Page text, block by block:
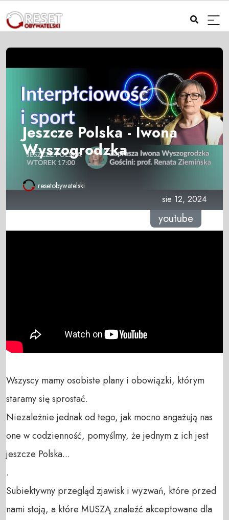
Jeszcze Polska - Iwona
Wyszogrodzka
resetobywatelski
sie 12, 2024
youtube
Wszyscy mamy osobiste plany i obowiązki, którym
staramy się sprostać.
Niezależnie jednak od tego, jak mocno angażują nas
one w codzienność, pomyślmy, że jednym z ich jest
jeszcze Polska...
.
Subiektywny przegląd zjawisk i wyzwań, które przed
nami stoją, a które MUSZĄ znaleźć akceptowane dla